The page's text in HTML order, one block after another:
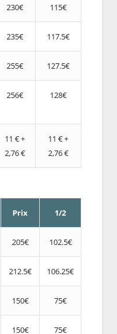
230€ 115€
235€ 117.5€
255€ 127.5€
256€ 128€
11 € +
2,76 €
11 € +
2,76 €
Prix 1/2
205€ 102.5€
212.5€ 106.25€
150€ 75€
150€ 75€